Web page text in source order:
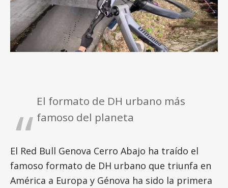
El formato de DH urbano más
famoso del planeta
El Red Bull Genova Cerro Abajo ha traído el
famoso formato de DH urbano que triunfa en
América a Europa y Génova ha sido la primera